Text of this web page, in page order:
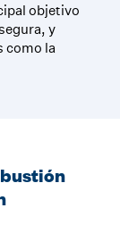
objetivo
y
como la